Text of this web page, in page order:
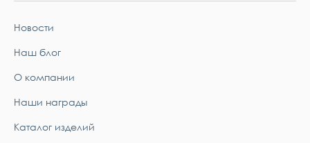
Новости
Наш блог
О компании
Наши награды
Каталог изделий